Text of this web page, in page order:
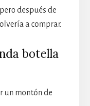
después de
a comprar.
botella
un montón de